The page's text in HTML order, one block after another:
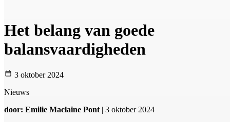
Het belang van goede
balansvaardigheden
3 oktober 2024
Nieuws
door: Emilie Maclaine Pont| 3 oktober 2024